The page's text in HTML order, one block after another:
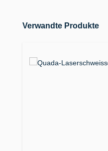
Produktgalerie überspringen
Verwandte Produkte